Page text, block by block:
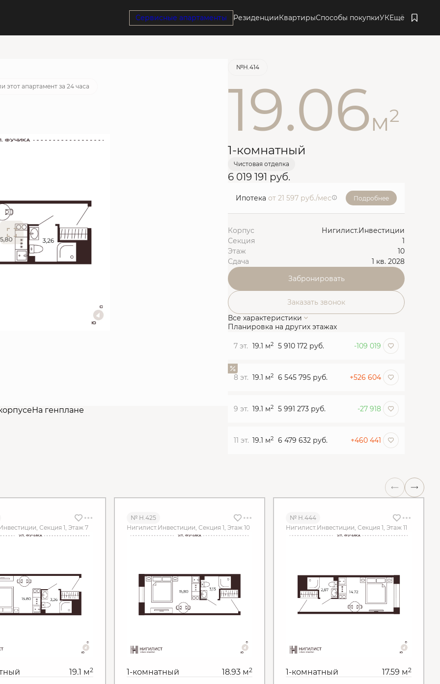
Сервисные апартаменты РезиденцииКвартирыСпособы покупкиУКЕщё
Забронировать
этот апартамент за 24 часа
На генплане
№Н.414
19.06м2
1-комнатный
Чистовая отделка
6 019 191 руб.
Ипотека от 21 597 руб./мес Подробнее
Корпус
Нигилист.Инвестиции
Секция
1
Этаж
10
Сдача
1 кв. 2028
Забронировать
Заказать звонок
Все характеристики
Планировка на других этажах
7 эт. 19.1 м2 5 910 172 руб. -109 019
8 эт. 19.1 м2 6 545 795 руб. +526 604
9 эт. 19.1 м2 5 991 273 руб. -27 918
11 эт. 19.1 м2 6 479 632 руб. +460 441
Секция 1, Этаж 7
19.1 м2
№ Н.425
Нигилист.Инвестиции, Секция 1, Этаж 10
1-комнатный 18.93 м2
№ Н.444
Нигилист.Инвестиции, Секция 1, Этаж 11
1-комнатный 17.59 м2